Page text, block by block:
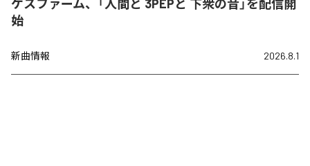
ゲスファーム、「人間と 3PEPと 下衆の音」を配信開
始
新曲情報 2026.8.1